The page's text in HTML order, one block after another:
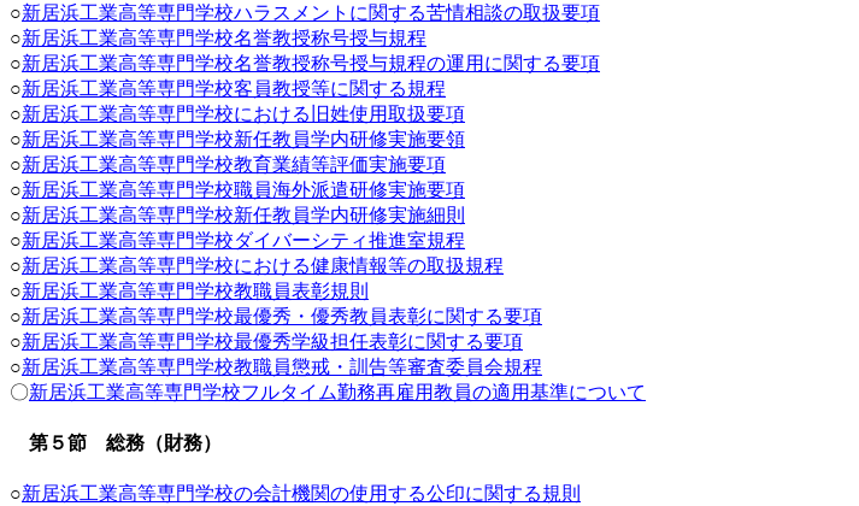
○新居浜工業高等専門学校ハラスメントに関する苦情相談の取扱要項
○新居浜工業高等専門学校名誉教授称号授与規程
○新居浜工業高等専門学校名誉教授称号授与規程の運用に関する要項
○新居浜工業高等専門学校客員教授等に関する規程
○新居浜工業高等専門学校における旧姓使用取扱要項
○新居浜工業高等専門学校新任教員学内研修実施要領
○新居浜工業高等専門学校教育業績等評価実施要項
○新居浜工業高等専門学校職員海外派遣研修実施要項
○新居浜工業高等専門学校新任教員学内研修実施細則
○新居浜工業高等専門学校ダイバーシティ推進室規程
○新居浜工業高等専門学校における健康情報等の取扱規程
○新居浜工業高等専門学校教職員表彰規則
○新居浜工業高等専門学校最優秀・優秀教員表彰に関する要項
○新居浜工業高等専門学校最優秀学級担任表彰に関する要項
○新居浜工業高等専門学校教職員懲戒・訓告等審査委員会規程
〇新居浜工業高等専門学校フルタイム勤務再雇用教員の適用基準について
第５節 総務（財務）
○新居浜工業高等専門学校の会計機関の使用する公印に関する規則